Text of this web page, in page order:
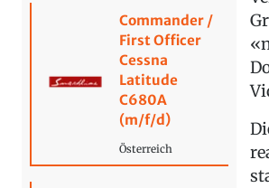
Commander /
First Officer
Cessna
Latitude
C680A
(m/f/d)
Österreich